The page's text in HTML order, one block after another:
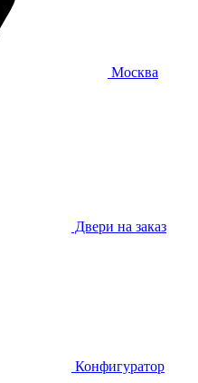
Москва
Двери на заказ
Конфигуратор